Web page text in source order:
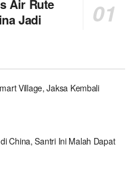
Air Rute
Jadi
Village, Jaksa Kembali
China, Santri Ini Malah Dapat